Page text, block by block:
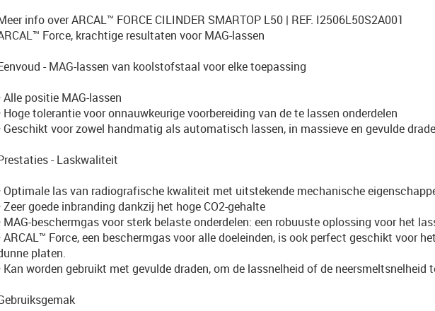
info over ARCAL™ FORCE CILINDER SMARTOP L50 | REF. I2506L50S2A001
Force, krachtige resultaten voor MAG-lassen
- MAG-lassen van koolstofstaal voor elke toepassing
Alle positie MAG-lassen
Hoge tolerantie voor onnauwkeurige voorbereiding van de te lassen onderdelen
Geschikt voor zowel handmatig als automatisch lassen, in massieve en gevulde
- Laskwaliteit
Optimale las van radiografische kwaliteit met uitstekende mechanische
Zeer goede inbranding dankzij het hoge CO2-gehalte
MAG-beschermgas voor sterk belaste onderdelen: een robuuste oplossing voor het
ARCAL™ Force, een beschermgas voor alle doeleinden, is ook perfect geschikt voor
platen.
Kan worden gebruikt met gevulde draden, om de lassnelheid of de neersmeltsnelheid